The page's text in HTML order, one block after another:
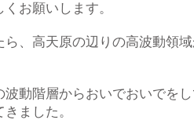
お願いします。
、高天原の辺りの高波動領
動階層からおいでおいでを
ました。